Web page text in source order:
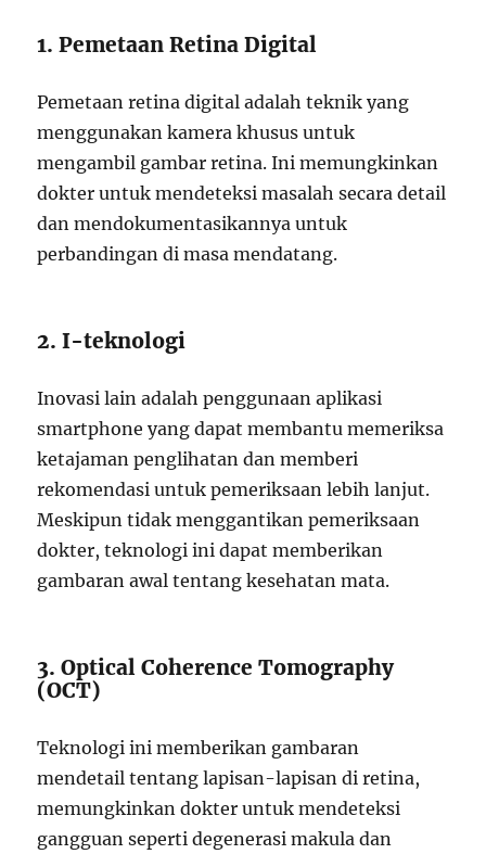
1. Pemetaan Retina Digital
Pemetaan retina digital adalah teknik yang
menggunakan kamera khusus untuk
mengambil gambar retina. Ini memungkinkan
dokter untuk mendeteksi masalah secara detail
dan mendokumentasikannya untuk
perbandingan di masa mendatang.
2. I-teknologi
Inovasi lain adalah penggunaan aplikasi
smartphone yang dapat membantu memeriksa
ketajaman penglihatan dan memberi
rekomendasi untuk pemeriksaan lebih lanjut.
Meskipun tidak menggantikan pemeriksaan
dokter, teknologi ini dapat memberikan
gambaran awal tentang kesehatan mata.
3. Optical Coherence Tomography
(OCT)
Teknologi ini memberikan gambaran
mendetail tentang lapisan-lapisan di retina,
memungkinkan dokter untuk mendeteksi
gangguan seperti degenerasi makula dan